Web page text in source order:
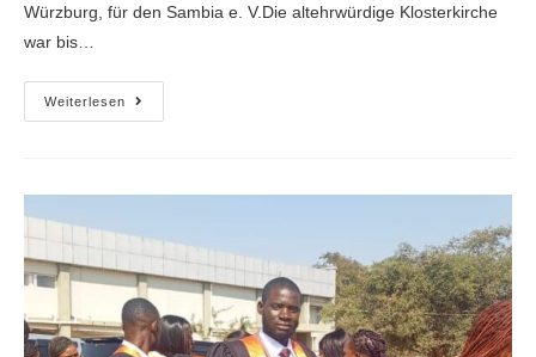
Würzburg, für den Sambia e. V.Die altehrwürdige Klosterkirche
war bis…
Weiterlesen